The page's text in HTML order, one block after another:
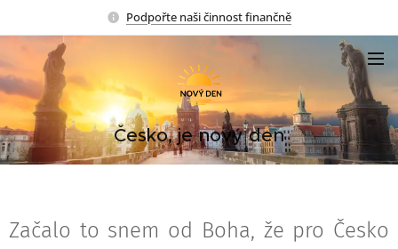
Podpořte naši činnost finančně
Česko, je nový den
Začalo to snem od Boha, že pro Česko